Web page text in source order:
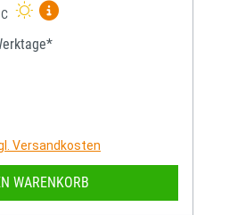
C
Mehr Informationen zum
Versandkosten
WARENKORB